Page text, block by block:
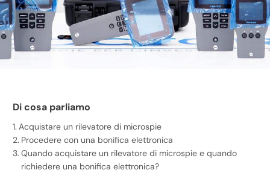
Di cosa parliamo
Acquistare un rilevatore di microspie
Procedere con una bonifica elettronica
Quando acquistare un rilevatore di microspie e quando
richiedere una bonifica elettronica?